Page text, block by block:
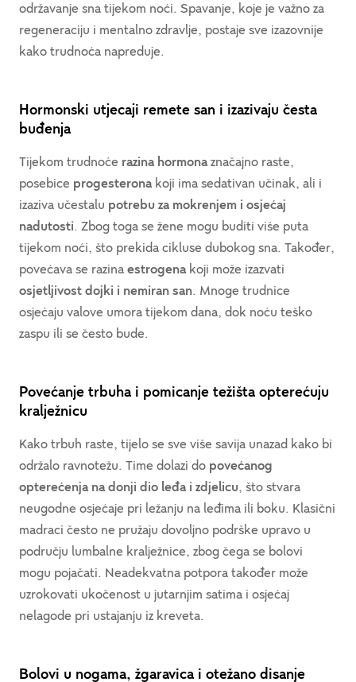
održavanje sna tijekom noći. Spavanje, koje je važno za
regeneraciju i mentalno zdravlje, postaje sve izazovnije
kako trudnoća napreduje.
Hormonski utjecaji remete san i izazivaju česta
buđenja
Tijekom trudnoće razina hormona značajno raste,
posebice progesterona koji ima sedativan učinak, ali i
izaziva učestalu potrebu za mokrenjem i osjećaj
nadutosti. Zbog toga se žene mogu buditi više puta
tijekom noći, što prekida cikluse dubokog sna. Također,
povećava se razina estrogena koji može izazvati
osjetljivost dojki i nemiran san. Mnoge trudnice
osjećaju valove umora tijekom dana, dok noću teško
zaspu ili se često bude.
Povećanje trbuha i pomicanje težišta opterećuju
kralježnicu
Kako trbuh raste, tijelo se sve više savija unazad kako bi
održalo ravnotežu. Time dolazi do povećanog
opterećenja na donji dio leđa i zdjelicu, što stvara
neugodne osjećaje pri ležanju na leđima ili boku. ​​Klasični
madraci često ne pružaju dovoljno podrške upravo u
području lumbalne kralježnice, zbog čega se bolovi
mogu pojačati. Neadekvatna potpora također može
uzrokovati ukočenost u jutarnjim satima i osjećaj
nelagode pri ustajanju iz kreveta.
Bolovi u nogama, žgaravica i otežano disanje